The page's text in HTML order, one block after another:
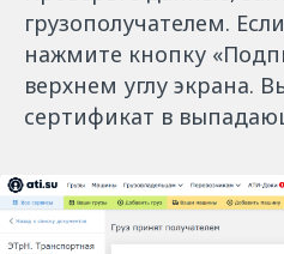
грузополучателем.
нажмите кнопку
верхнем углу экрана.
сертификат в